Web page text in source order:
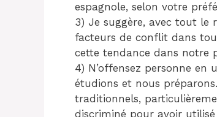
espagnole, selon votre
3) Je suggère, avec tout le
facteurs de conflit dans
cette tendance dans notre
4) N’offensez personne en
étudions et nous
traditionnels,
discriminé pour avoir